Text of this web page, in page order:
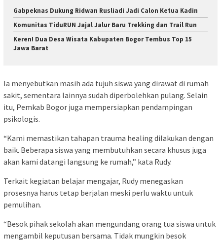
Gabpeknas Dukung Ridwan Rusliadi Jadi Calon Ketua Kadin
Komunitas TiduRUN Jajal Jalur Baru Trekking dan Trail Run
Keren! Dua Desa Wisata Kabupaten Bogor Tembus Top 15
Jawa Barat
Ia menyebutkan masih ada tujuh siswa yang dirawat di rumah
sakit, sementara lainnya sudah diperbolehkan pulang. Selain
itu, Pemkab Bogor juga mempersiapkan pendampingan
psikologis.
“Kami memastikan tahapan trauma healing dilakukan dengan
baik. Beberapa siswa yang membutuhkan secara khusus juga
akan kami datangi langsung ke rumah,” kata Rudy.
Terkait kegiatan belajar mengajar, Rudy menegaskan
prosesnya harus tetap berjalan meski perlu waktu untuk
pemulihan.
“Besok pihak sekolah akan mengundang orang tua siswa untuk
mengambil keputusan bersama. Tidak mungkin besok